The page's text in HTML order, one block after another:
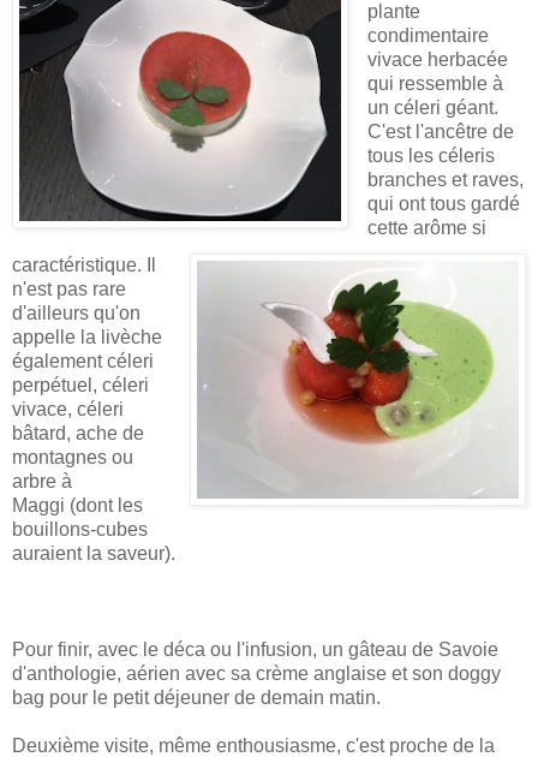
plante
condimentaire
vivace herbacée
qui ressemble à
un céleri géant.
C'est l'ancêtre de
tous les céleris
branches et raves,
qui ont tous gardé
cette arôme si
caractéristique. Il
n'est pas rare
d'ailleurs qu'on
appelle la livèche
égalementcéleri
perpétuel, céleri
vivace, céleri
bâtard, ache de
montagnes ou
arbre à
Maggi (dont les
bouillons-cubes
auraient la saveur).
Pour finir, avec le déca ou l'infusion, un gâteau de Savoie
d'anthologie, aérien avec sa crème anglaise et son doggy
bag pour le petit déjeuner de demain matin.
Deuxième visite, même enthousiasme, c'est proche de la